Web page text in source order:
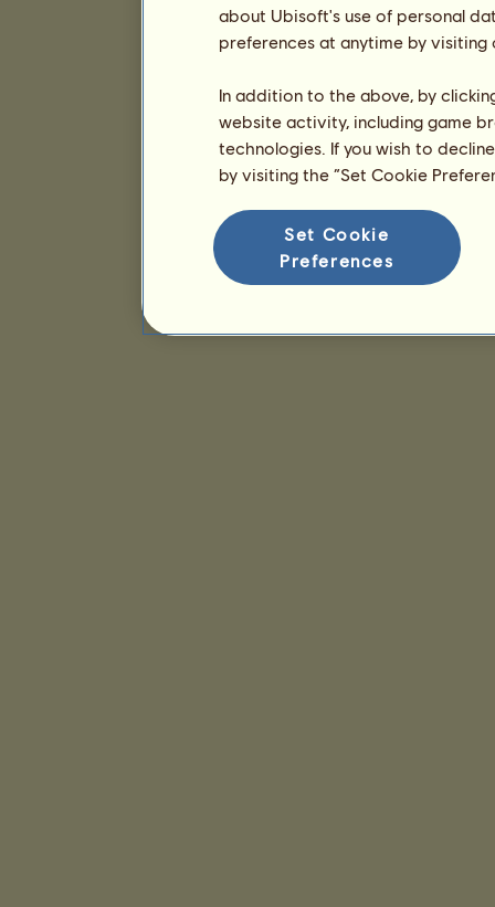
about Ubisoft's use of personal
preferences at anytime by
In addition to the above, by
website activity, including game
technologies. If you wish to
by visiting the “Set Cookie
Set Cookie
Preferences